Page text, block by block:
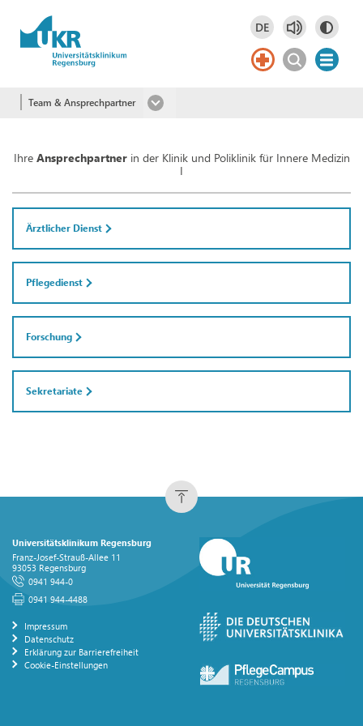
Springe zum Hauptinhalt DE
Deutsch
DE
Team & Ansprechpartner
Ihre Ansprechpartnerin der Klinik und Poliklinik für Innere Medizin
I
Ärztlicher Dienst
Pflegedienst
Forschung
Sekretariate
Universitätsklinikum Regensburg
Franz-Josef-Strauß-Allee 11
93053 Regensburg
0941 944-0
0941 944-4488
Impressum
Datenschutz
Erklärung zur Barrierefreiheit
Cookie-Einstellungen